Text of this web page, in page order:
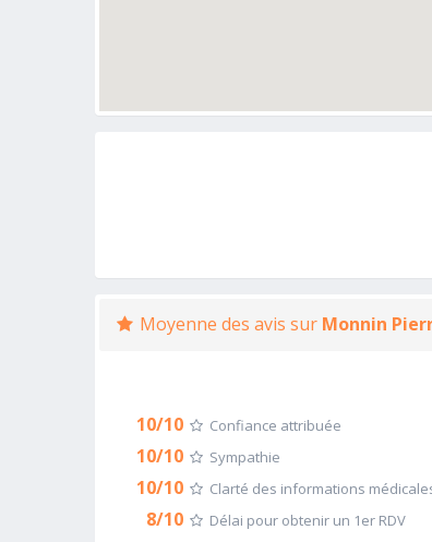
Moyenne des avis sur Monnin
10/10 Confiance attribuée
10/10 Sympathie
10/10 Clarté des informations
8/10 Délai pour obtenir un 1er RDV